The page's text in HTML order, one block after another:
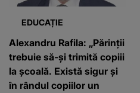
EDUCAȚIE
Alexandru Rafila: „Părinţii
trebuie să-şi trimită copiii
la şcoală. Există sigur şi
în rândul copiilor un